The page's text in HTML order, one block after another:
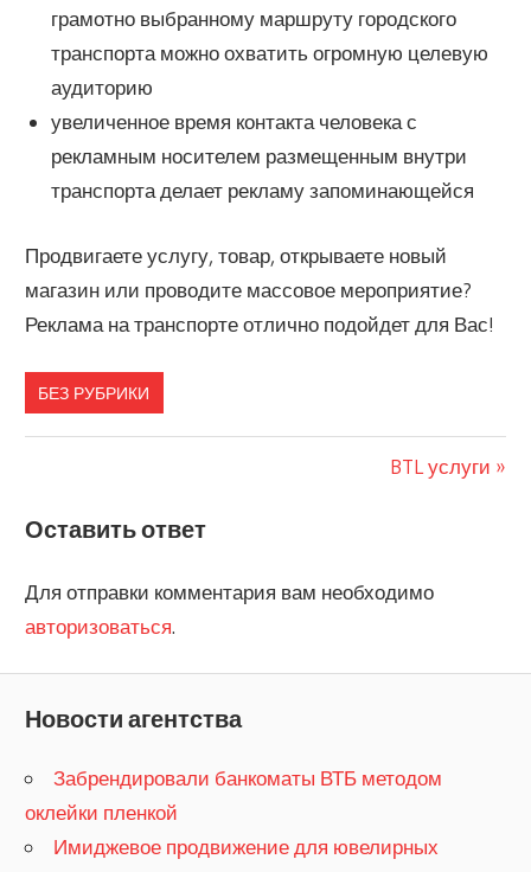
грамотно выбранному маршруту городского
транспорта можно охватить огромную целевую
аудиторию
увеличенное время контакта человека с
рекламным носителем размещенным внутри
транспорта делает рекламу запоминающейся
Продвигаете услугу, товар, открываете новый
магазин или проводите массовое мероприятие?
Реклама на транспорте отлично подойдет для Вас!
at high quality replica rolex watches to museum
fake replica watches at automatic chronomat
buy fake watch at radiomirs online
rolex watches in china direct where to buy fake rolex
watch under 107 dollars
БЕЗ РУБРИКИ
по
записям
Следующая
BTL услуги
Оставить ответ
Для отправки комментария вам необходимо
авторизоваться.
Новости агентства
Забрендировали банкоматы ВТБ методом
оклейки пленкой
Имиджевое продвижение для ювелирных